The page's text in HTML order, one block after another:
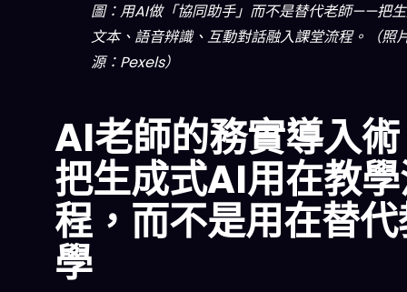
圖：用AI做「協同助手」而不是替代老師——把
文本、語音辨識、互動對話融入課堂流程。（照
源：Pexels）
AI老師的務實導入
把生成式AI用在教
程，而不是用在替
學